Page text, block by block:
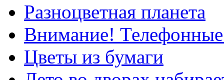
Разноцветная планета
Внимание!
Цветы из бумаги